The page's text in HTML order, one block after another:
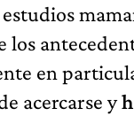
los
en
acercarse y